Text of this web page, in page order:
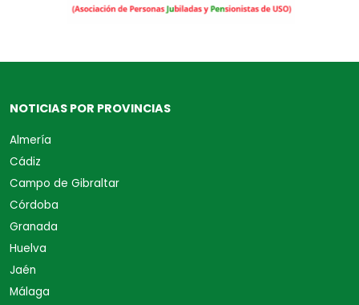
NOTICIAS POR PROVINCIAS
Almería
Cádiz
Campo de Gibraltar
Córdoba
Granada
Huelva
Jaén
Málaga